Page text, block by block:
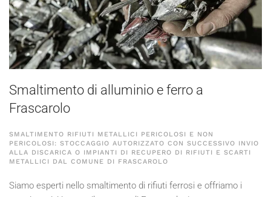
Smaltimento di alluminio e ferro a
Frascarolo
SMALTIMENTO RIFIUTI METALLICI PERICOLOSI E NON
PERICOLOSI: STOCCAGGIO AUTORIZZATO CON SUCCESSIVO INVIO
ALLA DISCARICA O IMPIANTI DI RECUPERO DI RIFIUTI E SCARTI
METALLICI DAL COMUNE DI FRASCAROLO
Siamo esperti nello smaltimento di rifiuti ferrosi e offriamo i